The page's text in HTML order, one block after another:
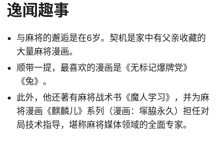
逸闻趣事
与麻将的邂逅是在6岁。契机是家中有父亲收藏的
大量麻将漫画。
顺带一提，最喜欢的漫画是《无标记爆牌党》
《兔》。
此外，他还著有麻将战术书《魔人学习》，并为麻
将漫画《麒麟儿》系列（漫画：塚脇永久）担任对
局技术指导，堪称麻将媒体领域的全面专家。